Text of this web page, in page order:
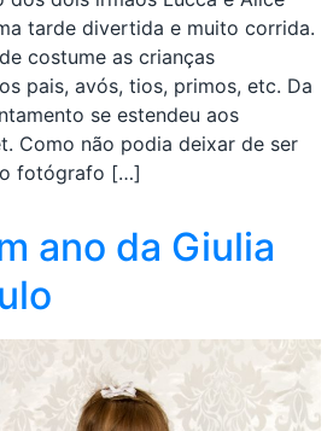
tarde divertida e muito corrida.
costume as crianças
pais, avós, tios, primos, etc. Da
se estendeu aos
Como não podia deixar de ser
fotógrafo […]
ano da Giulia